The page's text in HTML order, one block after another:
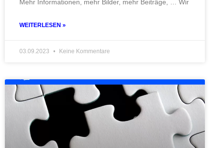
Mehr Informationen, mehr Bilder, mehr Beiträge, … Wir
WEITERLESEN »
03.09.2023 Keine Kommentare